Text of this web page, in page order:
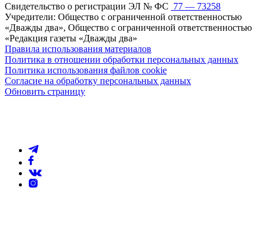
Свидетельство о регистрации ЭЛ № ФС 77 — 73258
Учредители: Общество с ограниченной ответственностью
«Дважды два», Общество с ограниченной ответственностью
«Редакция газеты «Дважды два»
Правила использования материалов
Политика в отношении обработки персональных данных
Политика использования файлов cookie
Согласие на обработку персональных данных
Обновить страницу